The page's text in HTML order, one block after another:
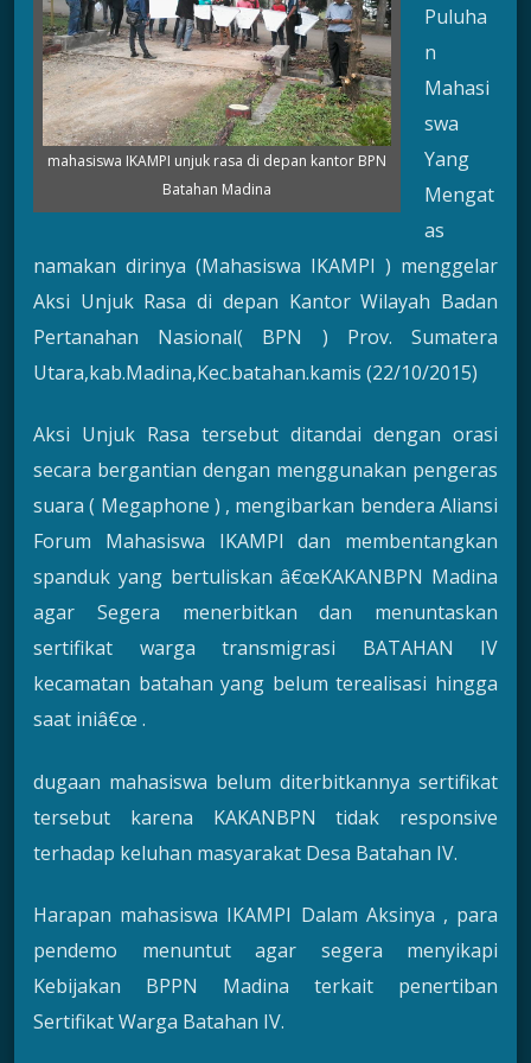
mahasiswa IKAMPI unjuk rasa di depan kantor BPN
Batahan Madina
Puluha
n
Mahasi
swa
Yang
Mengat
as
namakan dirinya (Mahasiswa IKAMPI ) menggelar
Aksi Unjuk Rasa di depan Kantor Wilayah Badan
Pertanahan Nasional( BPN ) Prov. Sumatera
Utara,kab.Madina,Kec.batahan.kamis (22/10/2015)
Aksi Unjuk Rasa tersebut ditandai dengan orasi
secara bergantian dengan menggunakan pengeras
suara ( Megaphone ) , mengibarkan bendera Aliansi
Forum Mahasiswa IKAMPI dan membentangkan
spanduk yang bertuliskan â€œKAKANBPN Madina
agar Segera menerbitkan dan menuntaskan
sertifikat warga transmigrasi BATAHAN IV
kecamatan batahan yang belum terealisasi hingga
saat iniâ€œ .
dugaan mahasiswa belum diterbitkannya sertifikat
tersebut karena KAKANBPN tidak responsive
terhadap keluhan masyarakat Desa Batahan IV.
Harapan mahasiswa IKAMPI Dalam Aksinya , para
pendemo menuntut agar segera menyikapi
Kebijakan BPPN Madina terkait penertiban
Sertifikat Warga Batahan IV.